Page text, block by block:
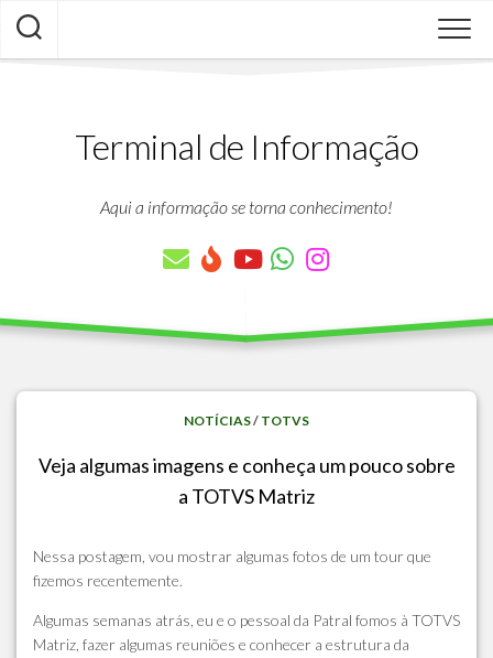
Skip
content
Terminal de Informação
Aqui a informação se torna conhecimento!
NOTÍCIAS/ TOTVS
Veja algumas imagens e conheça um pouco sobre
a TOTVS Matriz
Nessa postagem, vou mostrar algumas fotos de um tour que
fizemos recentemente.
Algumas semanas atrás, eu e o pessoal da Patral fomos à TOTVS
Matriz, fazer algumas reuniões e conhecer a estrutura da